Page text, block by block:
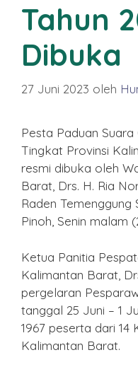
Tahun
Dibuka
27 Juni 2023 oleh
Pesta Paduan
Tingkat Provinsi
resmi dibuka oleh
Barat, Drs. H. Ria
Raden Temenggung
Pinoh, Senin malam
Ketua Panitia
Kalimantan Barat,
pergelaran
tanggal 25 Juni – 1
1967 peserta dari
Kalimantan Barat.